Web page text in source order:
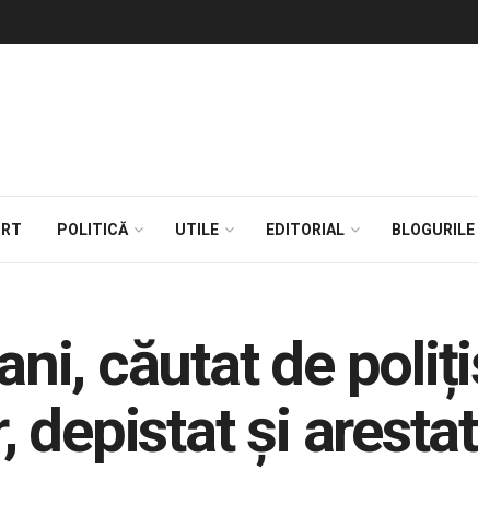
POLITICĂ UTILE EDITORIAL
căutat de
depistat și